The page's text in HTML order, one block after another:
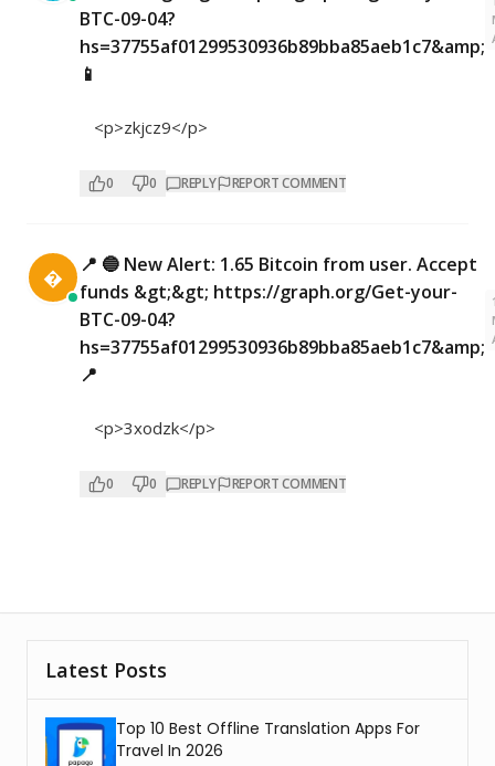
BTC-09-04?
hs=37755af01299530936b89bba85aeb1c7&amp;
📱
<p>zkjcz9</p>
0 0 REPLY REPORT COMMENT

📍 🔵 New Alert: 1.65 Bitcoin from user. Accept
funds &gt;&gt; https://graph.org/Get-your-
BTC-09-04?
hs=37755af01299530936b89bba85aeb1c7&amp;
📍
<p>3xodzk</p>
0 0 REPLY REPORT COMMENT
Latest Posts
Top 10 Best Offline Translation Apps For
Travel In 2026